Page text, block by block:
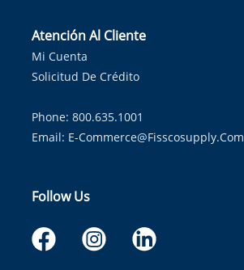
Atención Al Cliente
Mi Cuenta
Solicitud De Crédito
Phone: 800.635.1001
Email: E-Commerce@fisscosupply.com
Follow Us